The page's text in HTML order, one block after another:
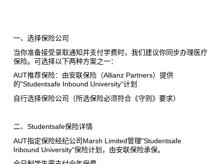
一、选择保险公司
当你准备接受录取通知并支付学费时，我们建议你同步办理医疗
保险。可选择以下两种方案之一：
AUT推荐保险：由安联保险（Allianz Partners）提供
的"Studentsafe Inbound University"计划
自行选择保险公司（所选保险必须符合《守则》要求）
二、Studentsafe保险详情
AUT指定保险经纪公司Marsh Limited管理"Studentsafe
Inbound University"保险计划，由安联保险承保。